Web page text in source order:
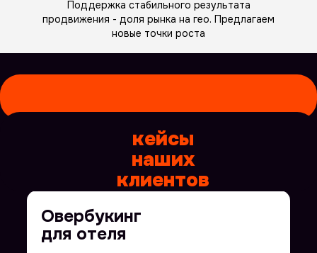
Поддержка стабильного результата
продвижения - доля рынка на гео. Предлагаем
новые точки роста
Овербукинг
для отеля